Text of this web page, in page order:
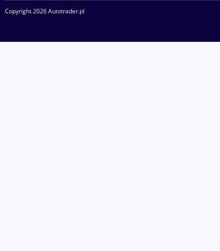
Copyright 2026 Autotrader.pl